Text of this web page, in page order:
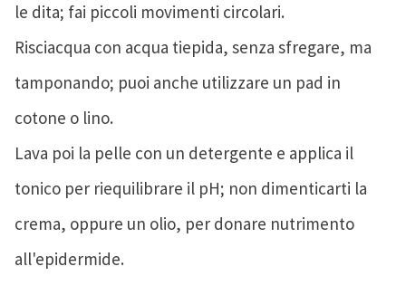
le dita; fai piccoli movimenti circolari.
Risciacqua con acqua tiepida, senza sfregare, ma
tamponando; puoi anche utilizzare un pad in
cotone o lino.
Lava poi la pelle con un detergente e applica il
tonico per riequilibrare il pH; non dimenticarti la
crema, oppure un olio, per donare nutrimento
all'epidermide.